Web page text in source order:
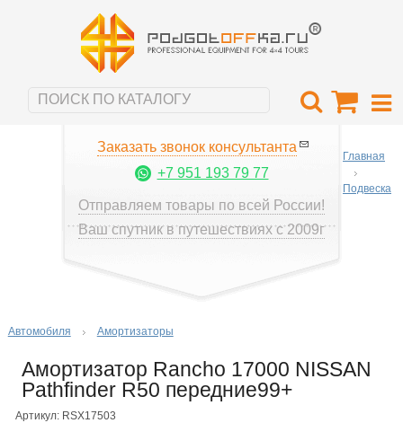
Заказать звонок консультанта
+7 951 193 79 77
Отправляем товары по всей России!
Ваш спутник в путешествиях с 2009г
Главная
Подвеска
Автомобиля Амортизаторы
Амортизатор Rancho 17000 NISSAN
Pathfinder R50 передние99+
Артикул: RSX17503